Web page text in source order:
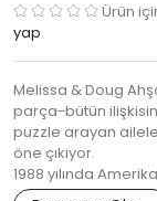
Ürün
yap
Melissa & Doug
parça-bütün
puzzle arayan
öne çıkıyor.
1988 yılında